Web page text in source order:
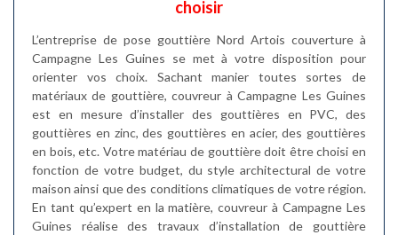
choisir
L’entreprise de pose gouttière Nord Artois couverture à
Campagne Les Guines se met à votre disposition pour
orienter vos choix. Sachant manier toutes sortes de
matériaux de gouttière, couvreur à Campagne Les Guines
est en mesure d’installer des gouttières en PVC, des
gouttières en zinc, des gouttières en acier, des gouttières
en bois, etc. Votre matériau de gouttière doit être choisi en
fonction de votre budget, du style architectural de votre
maison ainsi que des conditions climatiques de votre région.
En tant qu’expert en la matière, couvreur à Campagne Les
Guines réalise des travaux d’installation de gouttière